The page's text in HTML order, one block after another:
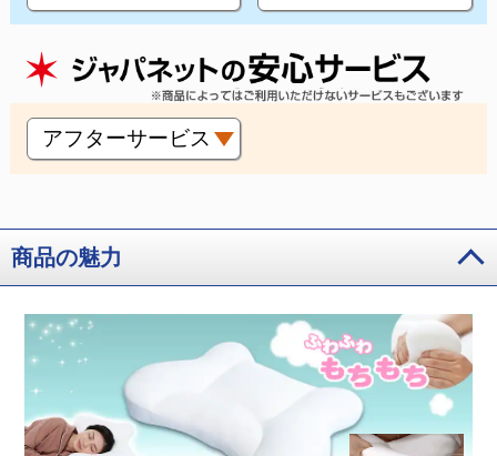
アフターサービス
商品の魅力